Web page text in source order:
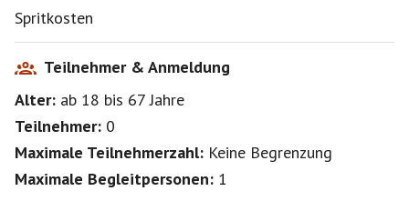
Spritkosten
Teilnehmer & Anmeldung
Alter: ab 18 bis 67Jahre
Teilnehmer: 0
Maximale Teilnehmerzahl: Keine Begrenzung
Maximale Begleitpersonen: 1